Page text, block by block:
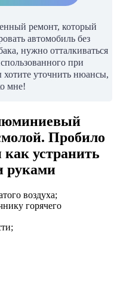
ремонт, который
автомобиль без
нужно отталкиваться
при
уточнить нюансы,
мне!
Пробило
как устранить
руками
воздуха;
горячего